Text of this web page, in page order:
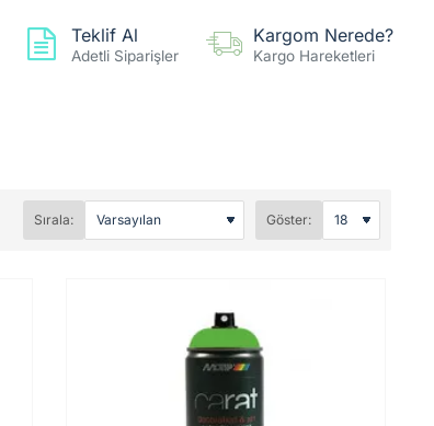
Teklif Al
Adetli Siparişler
Kargom Nerede?
Kargo Hareketleri
Sırala: Göster: